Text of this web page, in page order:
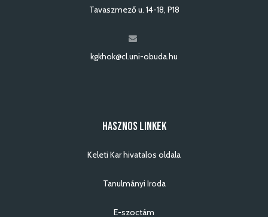
Tavaszmező u. 14-18, P18
kgkhok@cl.uni-obuda.hu
HASZNOS LINKEK
Keleti Kar hivatalos oldala
Tanulmányi Iroda
E-szoctám